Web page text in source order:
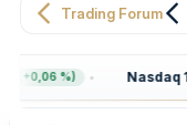
e
r
e
a
m
Trading Forum
(+0,06 %) Nasdaq